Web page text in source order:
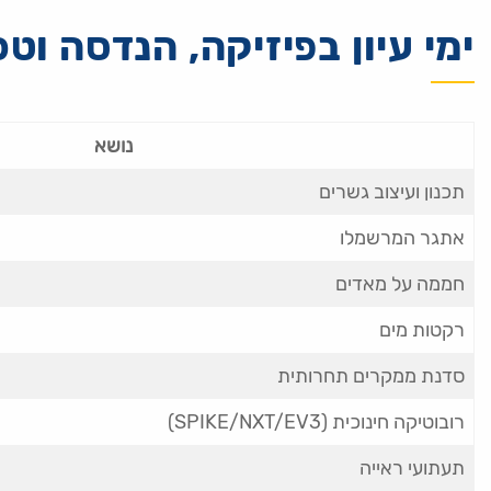
ימי עיון בפיזיקה, הנדסה
נושא
תכנון ועיצוב גשרים
אתגר המרשמלו
חממה על מאדים
רקטות מים
סדנת ממקרים תחרותית
רובוטיקה חינוכית (SPIKE/NXT/EV3)
תעתועי ראייה